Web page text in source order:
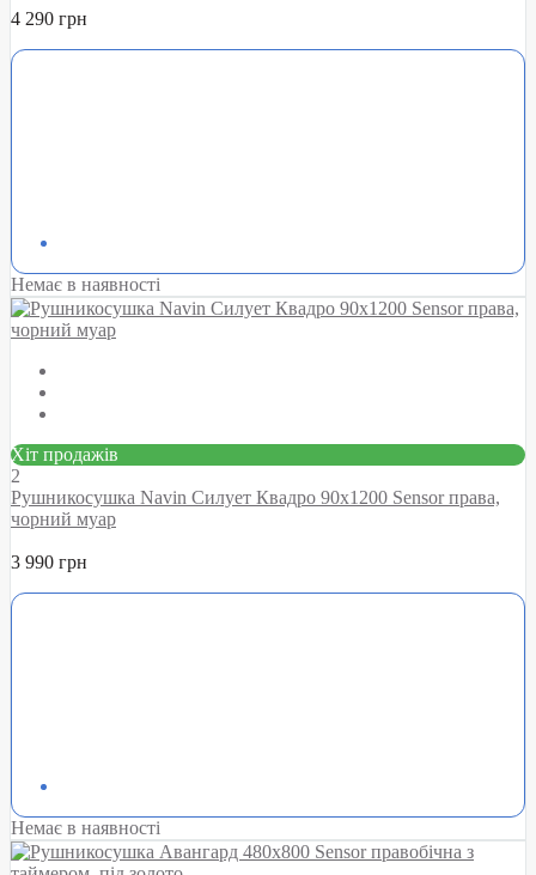
4 290 грн
Немає в наявності
Хіт продажів
2
Рушникосушка Navin Силует Квадро 90х1200 Sensor права,
чорний муар
3 990 грн
Немає в наявності